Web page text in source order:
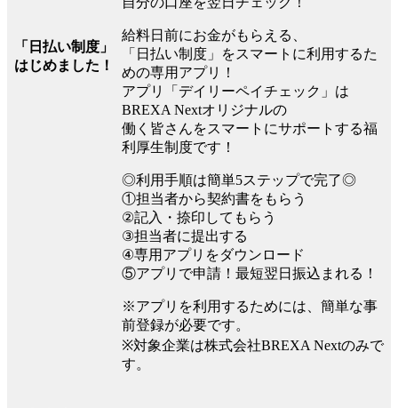
「日払い制度」
はじめました！
給料日前にお金がもらえる、
「日払い制度」をスマートに利用するた
めの専用アプリ！
アプリ「デイリーペイチェック」は
BREXA Nextオリジナルの
働く皆さんをスマートにサポートする福
利厚生制度です！
◎利用手順は簡単5ステップで完了◎
①担当者から契約書をもらう
②記入・捺印してもらう
③担当者に提出する
④専用アプリをダウンロード
⑤アプリで申請！最短翌日振込まれる！
※アプリを利用するためには、簡単な事
前登録が必要です。
※対象企業は株式会社BREXA Nextのみで
す。